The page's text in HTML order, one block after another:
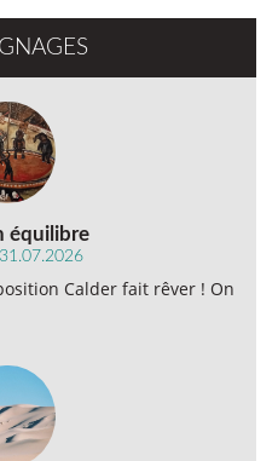
équilibre
Calder fait rêver ! On